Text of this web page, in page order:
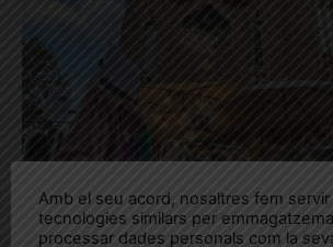
Amb el seu acord, nosaltres fem
tecnologies similars per
processar dades personals com la